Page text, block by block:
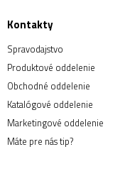
Kontakty
Spravodajstvo
Produktové oddelenie
Obchodné oddelenie
Katalógové oddelenie
Marketingové oddelenie
Máte pre nás tip?